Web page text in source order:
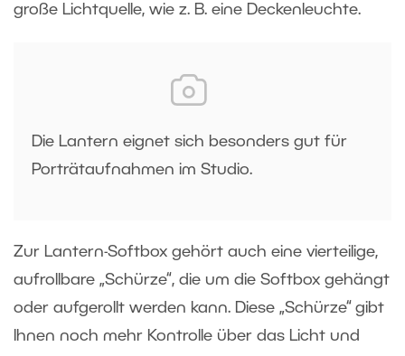
große Lichtquelle, wie z. B. eine Deckenleuchte.
Die Lantern eignet sich besonders gut für
Porträtaufnahmen im Studio.
Zur Lantern-Softbox gehört auch eine vierteilige,
aufrollbare „Schürze“, die um die Softbox gehängt
oder aufgerollt werden kann. Diese „Schürze“ gibt
Ihnen noch mehr Kontrolle über das Licht und